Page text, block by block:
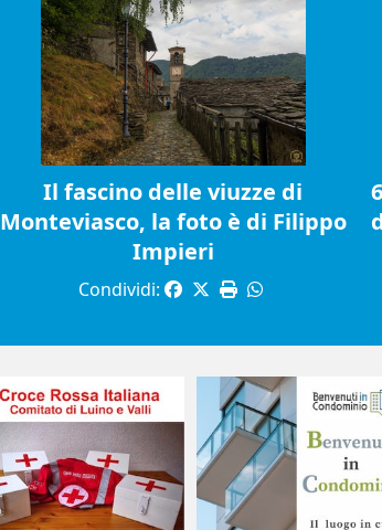
Il fascino delle viuzze di
Monteviasco, la foto è di Filippo
Impieri
Condividi: